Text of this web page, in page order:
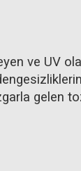
ve UV
gelen